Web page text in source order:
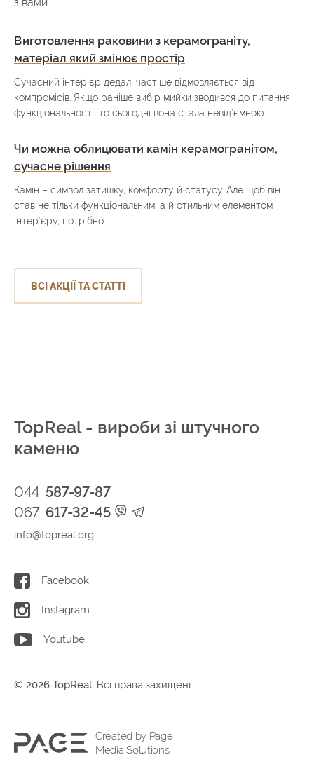
Виготовлення раковини з керамограніту,
матеріал який змінює простір
Сучасний інтер’єр дедалі частіше відмовляється від
компромісів. Якщо раніше вибір мийки зводився до питання
функціональності, то сьогодні вона стала невід’ємною
Чи можна облицювати камін керамогранітом,
сучасне рішення
Камін – символ затишку, комфорту й статусу. Але щоб він
став не тільки функціональним, а й стильним елементом
інтер’єру, потрібно
ВСІ АКЦІЇ ТА СТАТТІ
TopReal - вироби зі штучного
каменю
044 587-97-87
067 617-32-45
info@topreal.org
Facebook
Instagram
Youtube
© 2026 TopReal. Всі права захищені
Created by Page
Media Solutions